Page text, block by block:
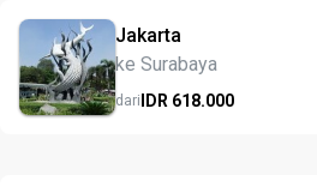
Jakarta
ke Surabaya
dariIDR 618.000